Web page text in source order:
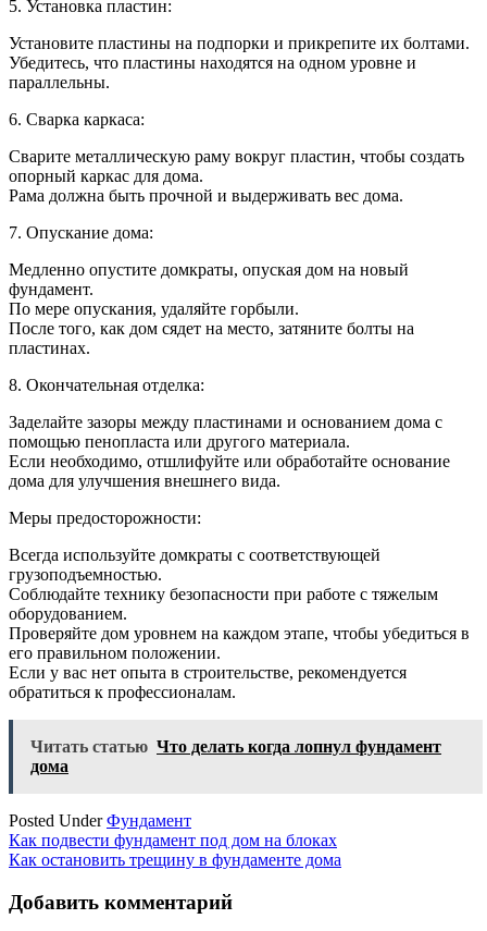
5. Установка пластин:
Установите пластины на подпорки и прикрепите их болтами.
Убедитесь, что пластины находятся на одном уровне и
параллельны.
6. Сварка каркаса:
Сварите металлическую раму вокруг пластин, чтобы создать
опорный каркас для дома.
Рама должна быть прочной и выдерживать вес дома.
7. Опускание дома:
Медленно опустите домкраты, опуская дом на новый
фундамент.
По мере опускания, удаляйте горбыли.
После того, как дом сядет на место, затяните болты на
пластинах.
8. Окончательная отделка:
Заделайте зазоры между пластинами и основанием дома с
помощью пенопласта или другого материала.
Если необходимо, отшлифуйте или обработайте основание
дома для улучшения внешнего вида.
Меры предосторожности:
Всегда используйте домкраты с соответствующей
грузоподъемностью.
Соблюдайте технику безопасности при работе с тяжелым
оборудованием.
Проверяйте дом уровнем на каждом этапе, чтобы убедиться в
его правильном положении.
Если у вас нет опыта в строительстве, рекомендуется
обратиться к профессионалам.
Читать статью Что делать когда лопнул фундамент
дома
Posted UnderФундамент
Навигация
по
записям
Как подвести фундамент под дом на блоках
Как остановить трещину в фундаменте дома
Добавить комментарий